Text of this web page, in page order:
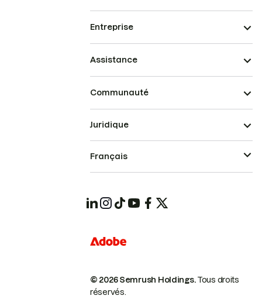
Entreprise
Assistance
Communauté
© 2026 Semrush Holdings.Tous droits
réservés.
Juridique
Français